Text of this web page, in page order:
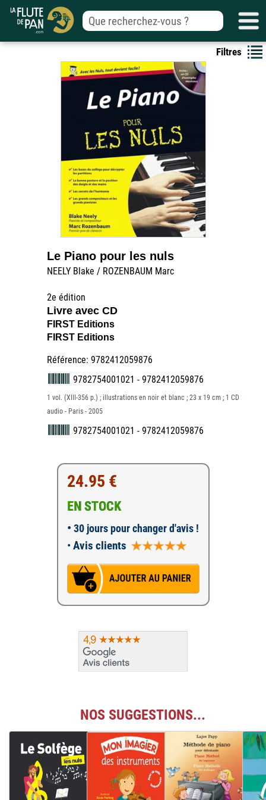
Filtres
Le Piano pour les nuls
NEELY Blake / ROZENBAUM Marc
2e édition
Livre avec CD
FIRST Editions
FIRST Editions
Référence: 9782412059876
9782754001021 - 9782412059876
1 vol. (XIII-356 p.) ; illustrations en noir et blanc ; 23 x 19 cm ; 1 CD
audio - Paris - 2005
9782754001021 - 9782412059876
24.95 €
EN STOCK
• 30 jours pour changer d'avis !
• Avis clients
NOS SUGGESTIONS...